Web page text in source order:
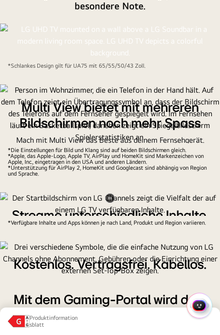
Produktinformation
sblatt
besondere Note.
*Schlankes Design gilt für UA75 mit 65/55/50/43 Zoll.
Multi View bietet mit mehreren
Bildschirmen noch mehr Spass
Mach mit Multi View das Beste aus deinem Fernsehgerät.
Spiegle deine Geräte über Google Cast und AirPlay. Teile
deinen Bildschirm in zwei Anzeigen für nahtlose Unterhaltung
auf mehreren Bildschirmen.
*Die Einstellungen für Bild und Klang sind auf beiden Bildschirmen gleich.
*Apple, das Apple-Logo, Apple TV, AirPlay und HomeKit sind Markenzeichen von
Apple, Inc., eingetragen in den USA und anderen Ländern.
*Unterstützung für AirPlay 2, HomeKit und Googlecast sind abhängig von Region
und Sprache.
Video
anhalten
Streame unterschiedliche Inhalte.
Der exklusive Streaming-Dienst von LG, LG Channels, bietet
kostenlos eine grosse Auswahl an Live- und Abrufkanälen.
*Verfügbare Inhalte und Apps können je nach Land, Produkt und Region variieren.
Kostenlos. Vertragsfrei. Kabellos.
Gedanken über versteckte Kosten oder die Installation einer
Set-Top-Box machen zu müssen.
Mit dem Gaming-Portal wird dein
Fernsehgerät zur ultimativen